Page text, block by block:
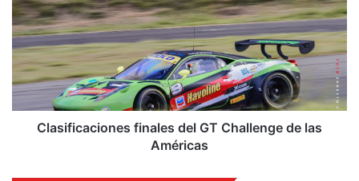
del
GT
Challenge
de
las
Américas
Clasificaciones finales del GT Challenge de las
Américas